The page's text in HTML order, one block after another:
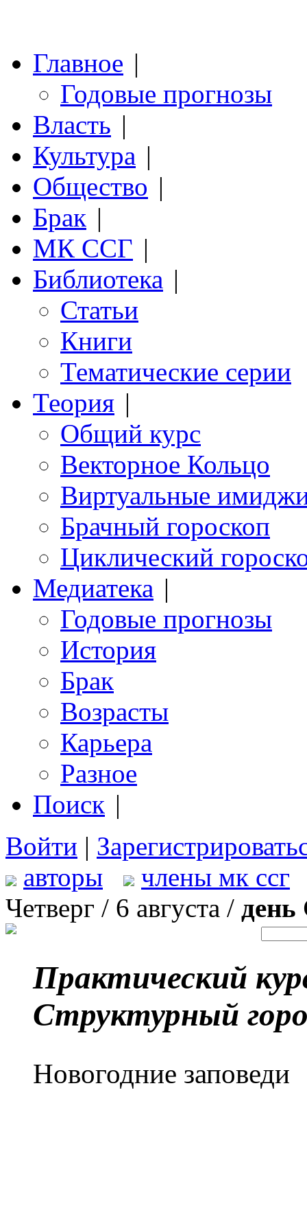
Главное |
Годовые прогнозы
Власть |
Культура |
Общество |
Брак |
МК ССГ |
Библиотека |
Статьи
Книги
Тематические серии
Теория |
Общий курс
Векторное Кольцо
Виртуальные
Брачный гороскоп
Циклический
Медиатека |
Годовые прогнозы
История
Брак
Возрасты
Карьера
Разное
Поиск |
Войти |
авторы
члены мк ссг
Четверг / 6 августа / день
Практический
Структурный
Новогодние заповеди